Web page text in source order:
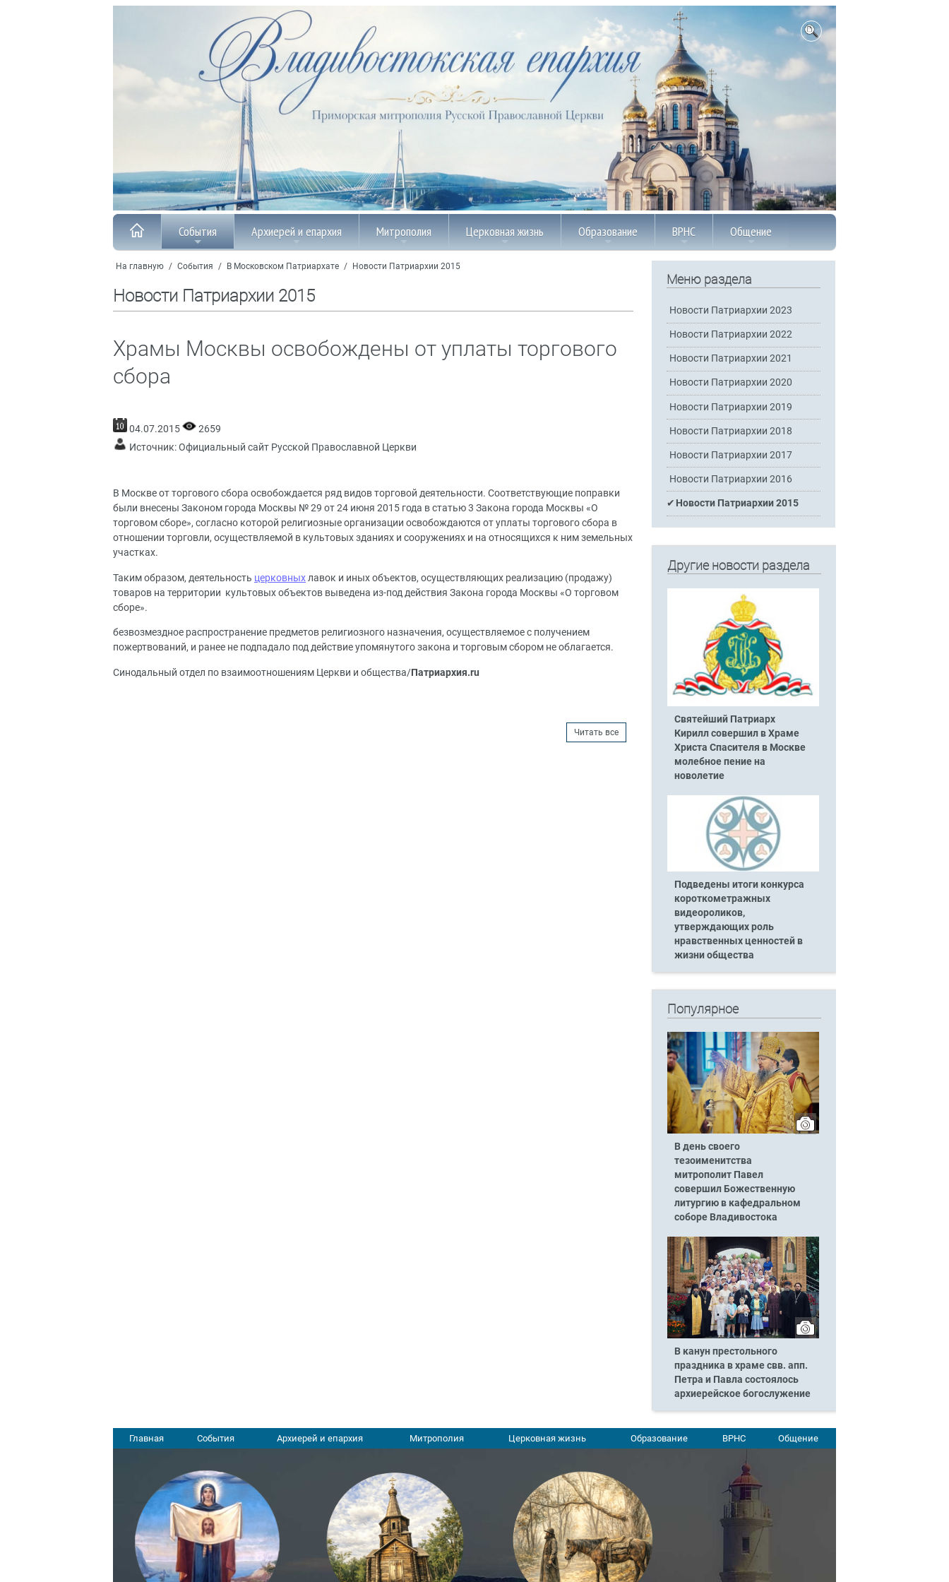
События Архиерей и епархия Митрополия Церковная жизнь Образование ВРНС Общение
На главную / События / В Московском Патриархате / Новости Патриархии 2015
Новости Патриархии 2015
Храмы Москвы освобождены от уплаты торгового
сбора
04.07.2015
2659
Источник:Официальный сайт Русской Православной Церкви
В Москве от торгового сбора освобождается ряд видов торговой деятельности. Соответствующие поправки
были внесены Законом города Москвы № 29 от 24 июня 2015 года в статью 3 Закона города Москвы «О
торговом сборе», согласно которой религиозные организации освобождаются от уплаты торгового сбора в
отношении торговли, осуществляемой в культовых зданиях и сооружениях и на относящихся к ним земельных
участках.
Таким образом, деятельность церковныхлавок и иных объектов, осуществляющих реализацию (продажу)
товаров на территории культовых объектов выведена из-под действия Закона города Москвы «О торговом
сборе».
безвозмездное распространение предметов религиозного назначения, осуществляемое с получением
пожертвований, и ранее не подпадало под действие упомянутого закона и торговым сбором не облагается.
Синодальный отдел по взаимоотношениям Церкви и общества/Патриархия.ru
Читать все
Меню раздела
Новости Патриархии 2023
Новости Патриархии 2022
Новости Патриархии 2021
Новости Патриархии 2020
Новости Патриархии 2019
Новости Патриархии 2018
Новости Патриархии 2017
Новости Патриархии 2016
Новости Патриархии 2015
Другие новости раздела
Святейший Патриарх
Кирилл совершил в Храме
Христа Спасителя в Москве
молебное пение на
новолетие
Подведены итоги конкурса
короткометражных
видеороликов,
утверждающих роль
нравственных ценностей в
жизни общества
Популярное
В день своего
тезоименитства
митрополит Павел
совершил Божественную
литургию в кафедральном
соборе Владивостока
В канун престольного
праздника в храме свв. апп.
Петра и Павла состоялось
архиерейское богослужение
Главная События Архиерей и епархия Митрополия Церковная жизнь Образование ВРНС Общение